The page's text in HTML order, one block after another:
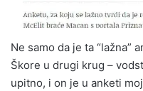
Ne samo da je ta “lažna”
Škore u drugi krug –
upitno, i on je u anketi